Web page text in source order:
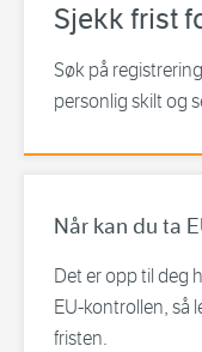
Sjekk frist
Søk på
personlig skilt og
Når kan du ta
Det er opp til deg
EU-kontrollen, så
fristen.